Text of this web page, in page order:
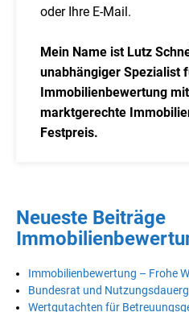
oder Ihre E-Mail.
Mein Name ist Lutz
unabhängiger Spezialist
Immobilienbewertung
marktgerechte
Festpreis.
Neueste Beiträge
Immobilienbewertung – Frohe
Bundesrat und
Wertgutachten für